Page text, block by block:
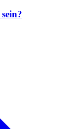
sein?